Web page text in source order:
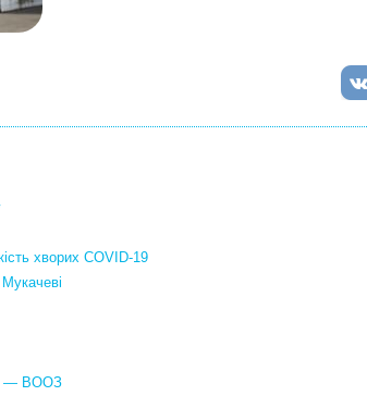
хворих COVID-19
— ВООЗ